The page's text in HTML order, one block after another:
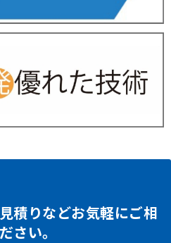
積りなどお気軽にご相
さい。